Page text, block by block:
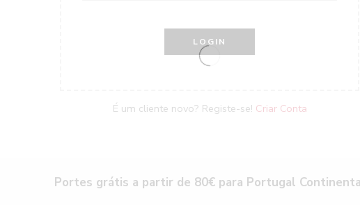
É um cliente novo? Registe-se! Criar Conta
Portes grátis a partir de 80€ para Portugal